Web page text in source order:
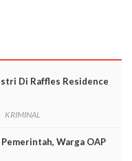
Di Raffles Residence
KRIMINAL
Warga OAP